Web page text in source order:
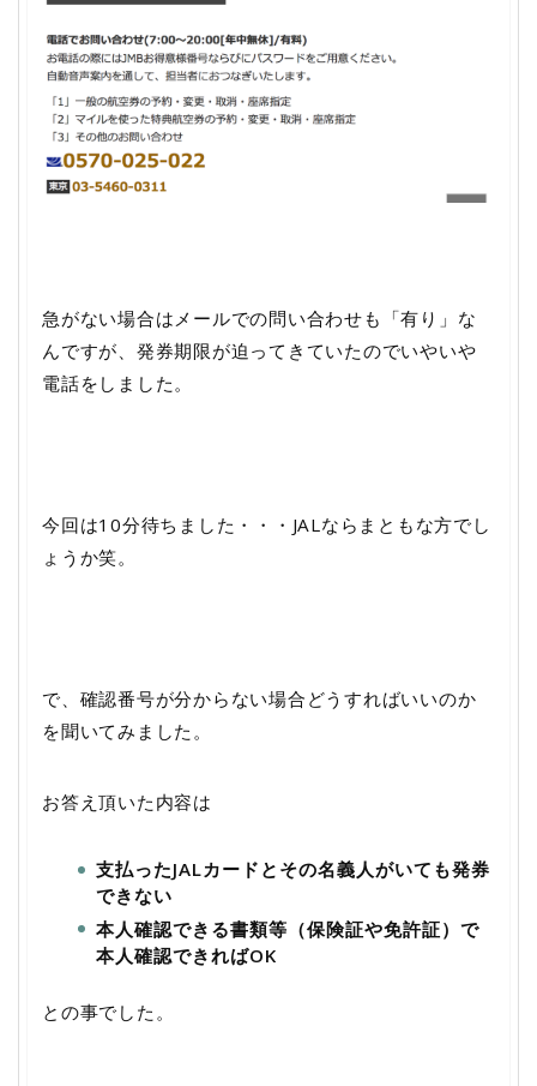
急がない場合はメールでの問い合わせも「有り」な
んですが、発券期限が迫ってきていたのでいやいや
電話をしました。
今回は10分待ちました・・・JALならまともな方でし
ょうか笑。
で、確認番号が分からない場合どうすればいいのか
を聞いてみました。
お答え頂いた内容は
支払ったJALカードとその名義人がいても発券
できない
本人確認できる書類等（保険証や免許証）で
本人確認できればOK
との事でした。